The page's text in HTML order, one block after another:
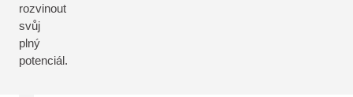
rozvinout
svůj
plný
potenciál.